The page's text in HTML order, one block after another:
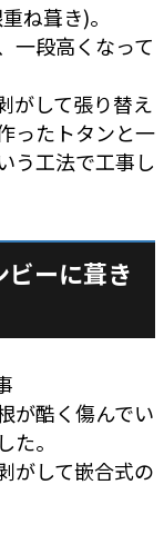
ね葺き)。
一段高くなって
がして張り替え
ったトタンと一
う工法で工事し
ーに葺き
が酷く傷んでい
。
がして嵌合式の